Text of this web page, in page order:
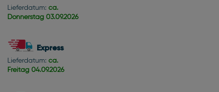
Lieferdatum: ca.
Donnerstag 03.09.2026
Express
Lieferdatum: ca.
Freitag 04.09.2026